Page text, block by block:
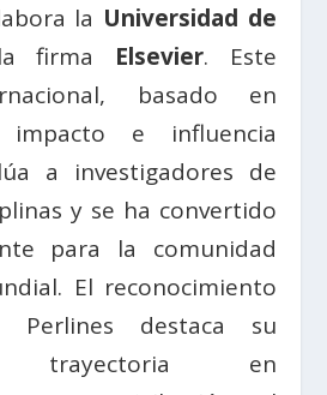
la Universidad de
firma Elsevier. Este
basado en
e influencia
a investigadores de
y se ha convertido
para la comunidad
El reconocimiento
Perlines destaca su
trayectoria en